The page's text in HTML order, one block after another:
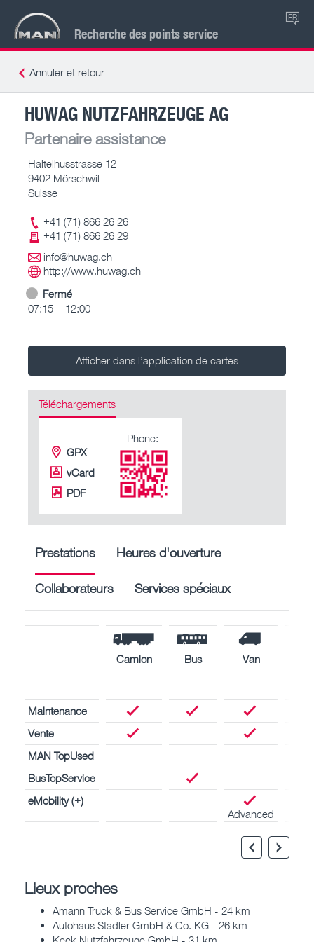
Recherche des points service
FR
Annuler et retour
HUWAG NUTZFAHRZEUGE AG
Partenaire assistance
Haltelhusstrasse 12
9402 Mörschwil
Suisse
+41 (71) 866 26 26
+41 (71) 866 26 29
info@huwag.ch
http://www.huwag.ch
Fermé
07:15 – 12:00
Afficher dans l’application de cartes
Téléchargements
GPX
vCard
PDF
Phone:
Prestations Heures d'ouverture
Collaborateurs Services spéciaux
Camion Bus Van
Maintenance
Vente
MAN TopUsed
BusTopService
eMobility (+)
Advanced
Lieux proches
Amann Truck & Bus Service GmbH - 24 km
Autohaus Stadler GmbH & Co. KG - 26 km